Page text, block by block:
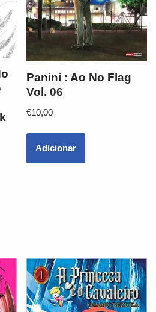
Panini : Ao No Flag
Vol. 06
€10,00
Adicionar